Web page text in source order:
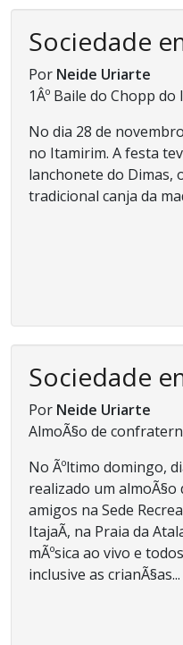
Sociedade
Por Neide Uriarte
1Âº Baile do Chopp
No dia 28 de
no Itamirim. A festa
lanchonete do Dimas,
tradicional canja da
Sociedade
Por Neide Uriarte
AlmoÃ§o de
No Ãºltimo domingo,
realizado um
amigos na Sede
ItajaÃ­, na Praia da
mÃºsica ao vivo e
inclusive as crianÃ§as...